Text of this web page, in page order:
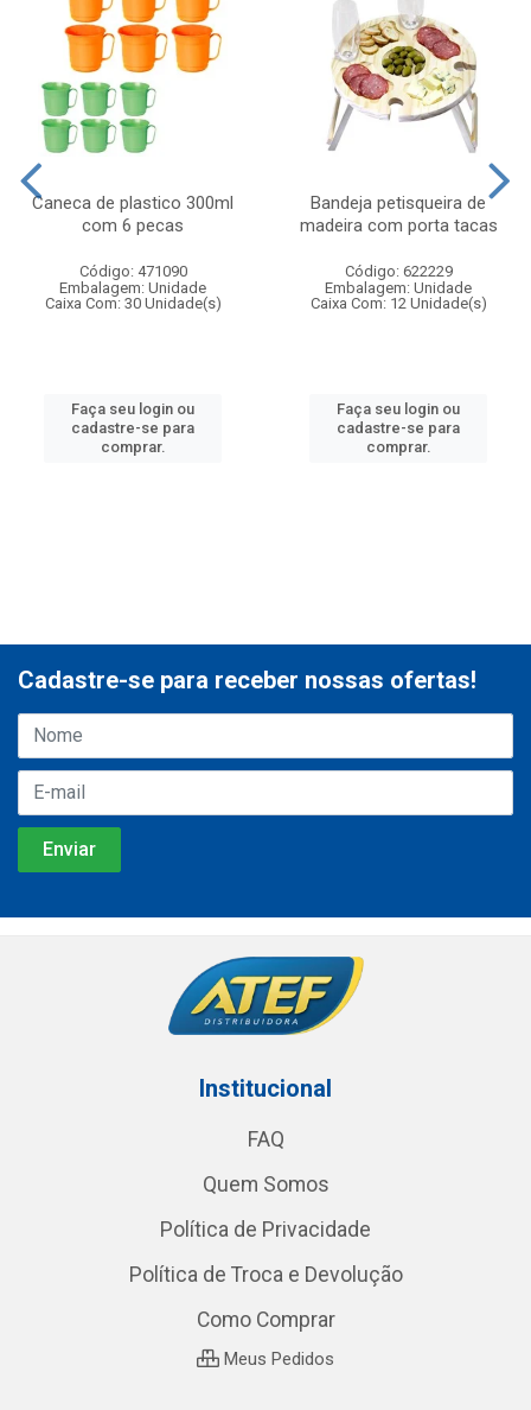
Caneca de plastico 300ml
com 6 pecas
Código: 471090
Embalagem: Unidade
Caixa Com: 30 Unidade(s)
Faça seu login ou
cadastre-se para
comprar.
Bandeja petisqueira de
madeira com porta tacas
Código: 622229
Embalagem: Unidade
Caixa Com: 12 Unidade(s)
Faça seu login ou
cadastre-se para
comprar.
Cadastre-se para receber nossas ofertas!
Institucional
FAQ
Quem Somos
Política de Privacidade
Política de Troca e Devolução
Como Comprar
Meus Pedidos